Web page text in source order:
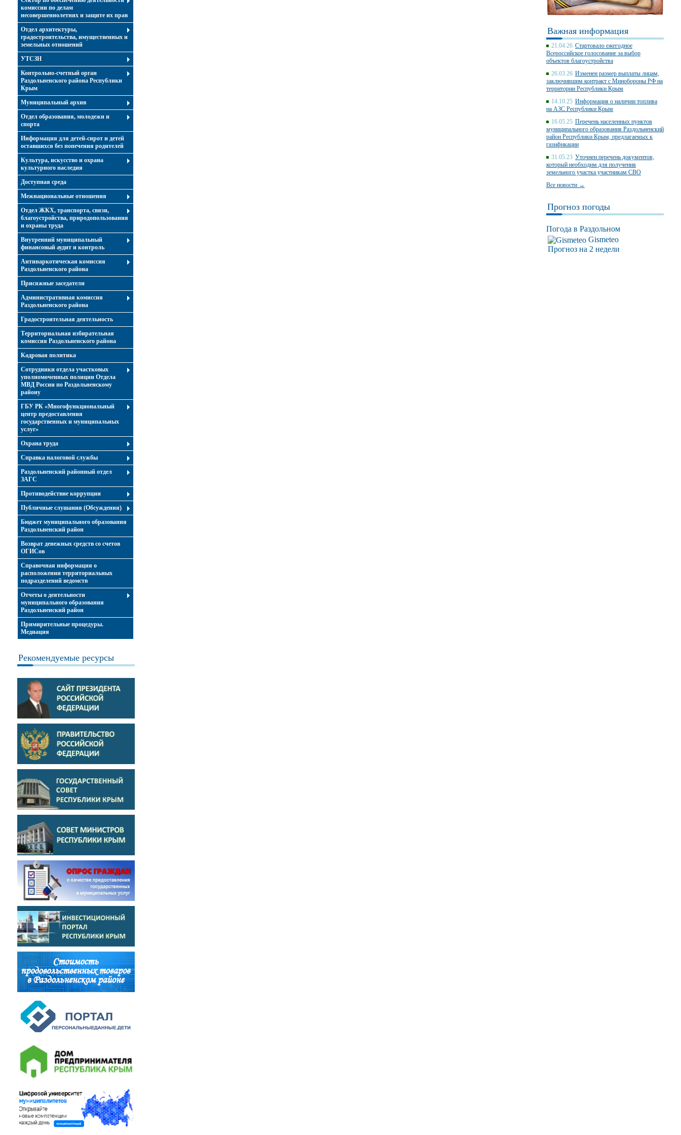
комиссии по делам
несовершеннолетних и защите их прав
Отдел архитектуры,
градостроительства, имущественных и
земельных отношений
УТСЗН
Контрольно-счетный орган
Раздольненского района Республики
Крым
Муниципальный архив
Отдел образования, молодежи и
спорта
Информация для детей-сирот и детей
оставшихся без попечения родителей
Культура, искусство и охрана
культурного наследия
Доступная среда
Межнациональные отношения
Отдел ЖКХ, транспорта, связи,
благоустройства, природопользования
и охраны труда
Внутренний муниципальный
финансовый аудит и контроль
Антинаркотическая комиссия
Раздольненского района
Присяжные заседатели
Административная комиссия
Раздольненского района
Градостроительная деятельность
Территориальная избирательная
комиссия Раздольненского района
Кадровая политика
Сотрудники отдела участковых
уполномоченных полиции Отдела
МВД России по Раздольненскому
району
ГБУ РК «Многофункциональный
центр предоставления
государственных и муниципальных
услуг»
Охрана труда
Справка налоговой службы
Раздольненский районный отдел
ЗАГС
Противодействие коррупции
Публичные слушания (Обсуждения)
Бюджет муниципального образования
Раздольненский район
Возврат денежных средств со счетов
ОГИСов
Справочная информация о
расположении территориальных
подразделений ведомств
Отчеты о деятельности
муниципального образования
Раздольненский район
Примирительные процедуры.
Медиация
Рекомендуемые ресурсы
Важная информация
21.04.26 Стартовало ежегодное
Всероссийское голосование за выбор
объектов благоустройства
26.03.26 Изменен размер выплаты лицам,
заключившим контракт с Минобороны РФ на
территории Республики Крым
14.10.25 Информация о наличии топлива
на АЗС Республики Крым
16.05.25 Перечень населенных пунктов
муниципального образования Раздольненский
район Республики Крым, предлагаемых к
газификации
31.05.23 Уточнен перечень документов,
который необходим для получения
земельного участка участникам СВО
Все новости →
Прогноз погоды
Погода в Раздольном
Gismeteo
Прогноз на 2 недели